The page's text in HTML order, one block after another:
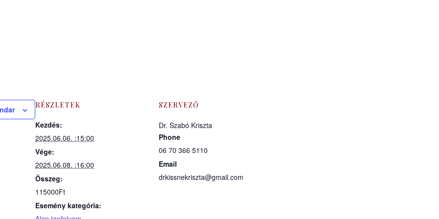
RÉSZLETEK
Kezdés:
2025.06.06. :15:00
Vége:
2025.06.08. :16:00
Összeg:
115000Ft
Esemény kategória:
SZERVEZŐ
Dr. Szabó Kriszta
Phone
06 70 366 5110
Email
drkissnekriszta@gmail.com